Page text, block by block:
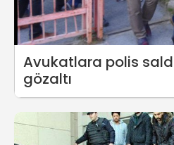
Avukatlara polis
gözaltı